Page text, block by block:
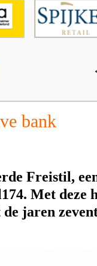
bank
Freistil,
Met deze
jaren